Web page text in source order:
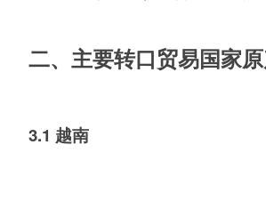
二、 主要转口贸易国家
3.1 越南